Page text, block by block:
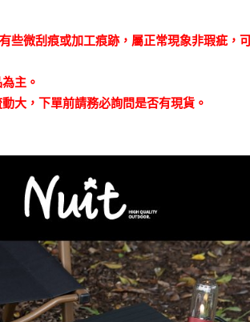
些微刮痕或加工痕跡，屬正常現象非瑕疵，
主。
大，下單前請務必詢問是否有現貨。